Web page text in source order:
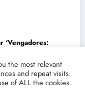
‘Vengadores:
the most relevant
and repeat visits.
of ALL the cookies.